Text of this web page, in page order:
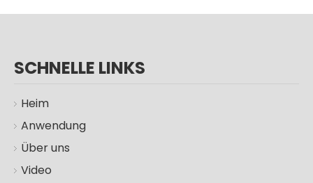
SCHNELLE LINKS
Heim
Anwendung
Über uns
Video